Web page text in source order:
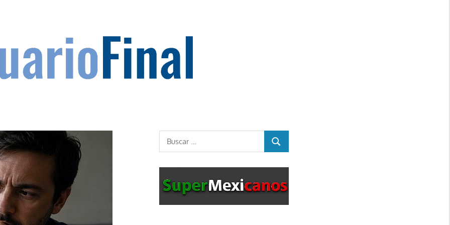
Buscar:
BUSCAR